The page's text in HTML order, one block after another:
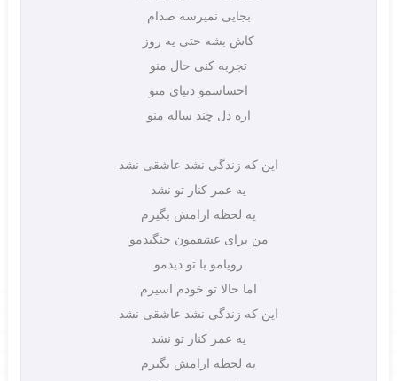
بجایی نمیرسه صدام
کاش بشه حتی یه روز
تجربه کنی حال منو
احساسمو دنیای منو
اره دل چند ساله منو
این که زندگی نشد عاشقی نشد
یه عمر کنار تو نشد
یه لحظه ارامش بگیرم
من برای عشقمون جنگیدمو
رویامو با تو دیدمو
اما حالا تو خودم اسیرم
این که زندگی نشد عاشقی نشد
یه عمر کنار تو نشد
یه لحظه ارامش بگیرم